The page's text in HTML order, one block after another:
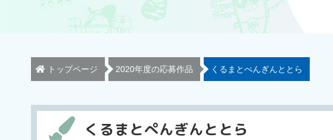
トップページ 2020年度の応募作品 くるまとぺんぎんととら
くるまとぺんぎんととら